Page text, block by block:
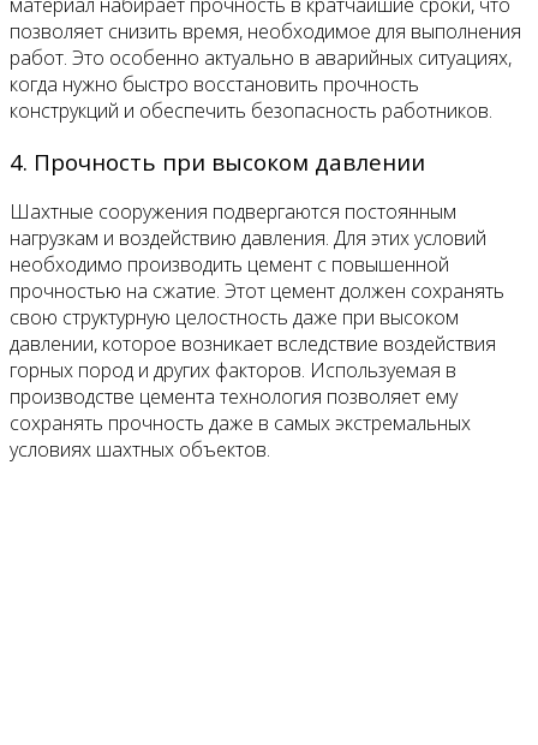
позволяет снизить время, необходимое для выполнения
работ. Это особенно актуально в аварийных ситуациях,
когда нужно быстро восстановить прочность
конструкций и обеспечить безопасность работников.
4. Прочность при высоком давлении
Шахтные сооружения подвергаются постоянным
нагрузкам и воздействию давления. Для этих условий
необходимо производить цемент с повышенной
прочностью на сжатие. Этот цемент должен сохранять
свою структурную целостность даже при высоком
давлении, которое возникает вследствие воздействия
горных пород и других факторов. Используемая в
производстве цемента технология позволяет ему
сохранять прочность даже в самых экстремальных
условиях шахтных объектов.